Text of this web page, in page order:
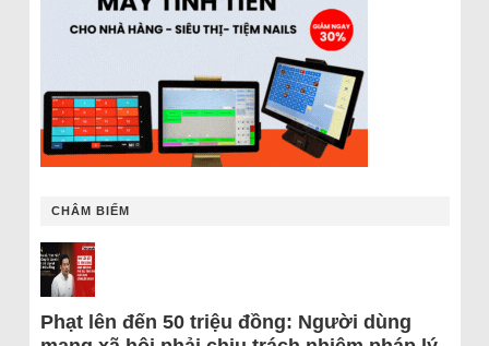
CHÂM BIẾM
Phạt lên đến 50 triệu đồng: Người dùng